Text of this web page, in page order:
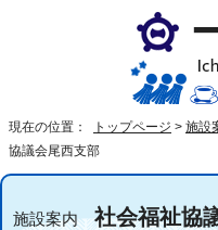
現在の位置： トップページ > 施設
協議会尾西支部
施設案内社会福祉協